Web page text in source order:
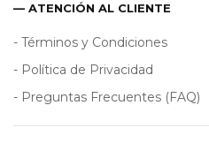
— ATENCIÓN AL CLIENTE
- Términos y Condiciones
- Política de Privacidad
- Preguntas Frecuentes (FAQ)